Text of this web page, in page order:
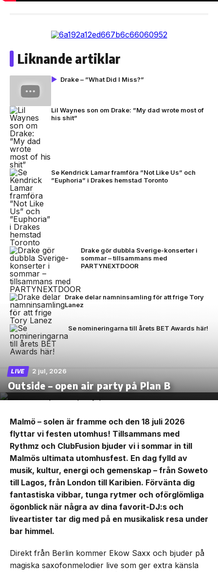
Liknande artiklar
Drake – ”What Did I Miss?”
Lil Waynes son om Drake: ”My dad wrote most of
his shit”
Se Kendrick Lamar framföra ”Not Like Us” och
”Euphoria” i Drakes hemstad Toronto
Drake gör dubbla Sverige-konserter i
sommar – tillsammans med
PARTYNEXTDOOR
Drake delar namninsamling för att frige Tory
Lanez
Se nomineringarna till årets BET Awards här!
LIVE 2 jul, 2026
Outside – open air party på Plan B
Malmö – solen är framme och den 18 juli 2026
flyttar vi festen utomhus! Tillsammans med
Rythmz och ClubFusion bjuder vi i sommar in till
Malmös ultimata utomhusfest. En dag fylld av
musik, kultur, energi och gemenskap – från Soweto
till Lagos, från London till Karibien. Förvänta dig
fantastiska vibbar, tunga rytmer och oförglömliga
ögonblick när några av dina favorit-DJ:s och
liveartister tar dig med på en musikalisk resa under
bar himmel.
Direkt från Berlin kommer Ekow Saxx och bjuder på
magiska saxofonmelodier live som ger extra känsla